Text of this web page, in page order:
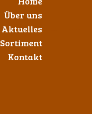
Über uns
Aktuelles
Sortiment
Kontakt